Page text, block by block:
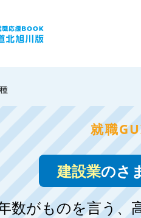
就職
建設業のさ
数がものを言う、